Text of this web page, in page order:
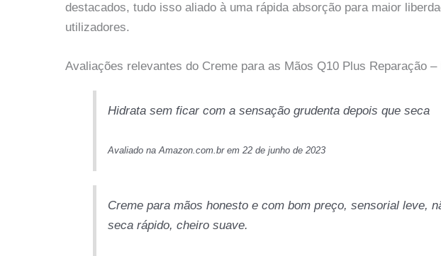
destacados, tudo isso aliado à uma rápida absorção para maior
utilizadores.
Avaliações relevantes do Creme para as Mãos Q10 Plus Reparação –
Hidrata sem ficar com a sensação grudenta depois que seca
Avaliado na Amazon.com.br em 22 de junho de 2023
Creme para mãos honesto e com bom preço, sensorial leve,
seca rápido, cheiro suave.